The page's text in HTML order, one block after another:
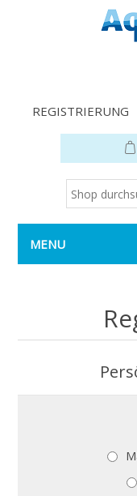
REGISTRIERUNG
MENU